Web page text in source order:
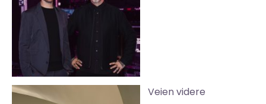
Veien videre